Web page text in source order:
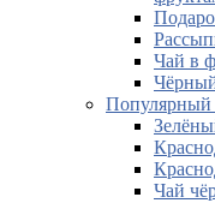
Чай в
Популярный
Чай